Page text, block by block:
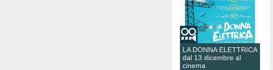
LA DONNA ELETTRICA
dal 13 dicembre al
cinema